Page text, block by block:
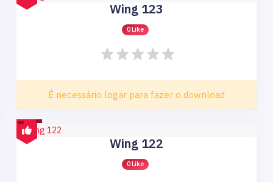
Wing 123
0 Like
É necessário logar para fazer o download
Wing 122
0 Like